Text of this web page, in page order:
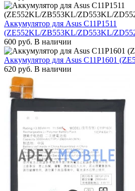
Аккумулятор для Asus C11P1511
(ZE552KL/ZB553KL/ZD553KL/
600 руб. В наличии
Аккумулятор для Asus C11P1601
620 руб. В наличии